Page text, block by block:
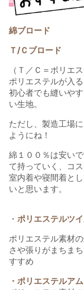
綿ブロード
Ｔ/Ｃブロード
（Ｔ／Ｃ＝ポリエ
ポリエステルが入
初心者でも縫いや
い生地。
ただし、製造工場
ようにね！
綿１００％は安い
て持っていく、コ
室内着や寝間着と
いと思います。
・ ポリエステルツ
ポリエステル素材
さや張りがまちま
すすめ
・ポリエステルア